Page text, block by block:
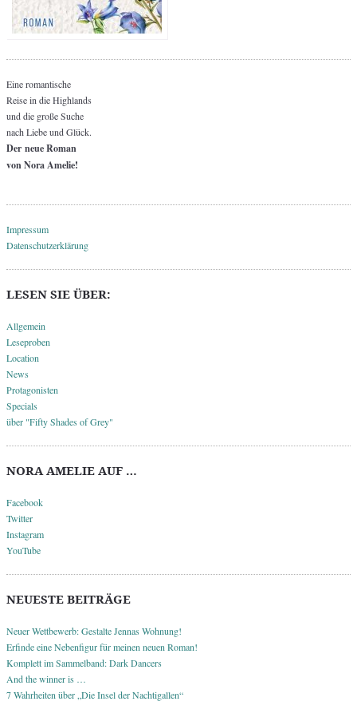
Eine romantische
Reise in die Highlands
und die große Suche
nach Liebe und Glück.
Der neue Roman
von Nora Amelie!
Impressum
Datenschutzerklärung
LESEN SIE ÜBER:
Allgemein
Leseproben
Location
News
Protagonisten
Specials
über "Fifty Shades of Grey"
NORA AMELIE AUF …
Facebook
Twitter
Instagram
YouTube
NEUESTE BEITRÄGE
Neuer Wettbewerb: Gestalte Jennas Wohnung!
Erfinde eine Nebenfigur für meinen neuen Roman!
Komplett im Sammelband: Dark Dancers
And the winner is …
7 Wahrheiten über „Die Insel der Nachtigallen“